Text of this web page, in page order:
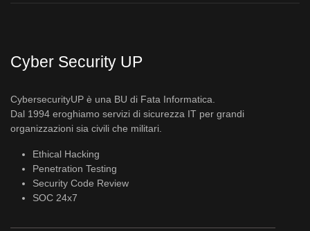
Cyber Security UP
CybersecurityUP è una BU di Fata Informatica.
Dal 1994 eroghiamo servizi di sicurezza IT per grandi
organizzazioni sia civili che militari.
Ethical Hacking
Penetration Testing
Security Code Review
SOC 24x7